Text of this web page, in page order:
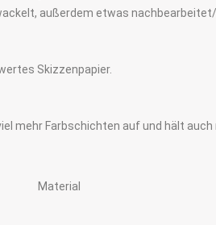
außerdem etwas
Skizzenpapier.
mehr Farbschichten auf und hält auch
Material